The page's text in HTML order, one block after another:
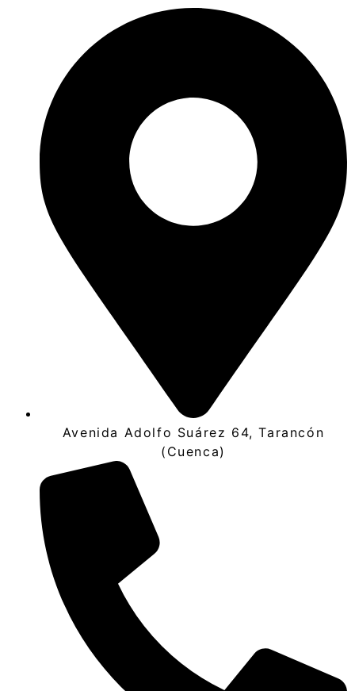
Avenida Adolfo Suárez 64, Tarancón
(Cuenca)